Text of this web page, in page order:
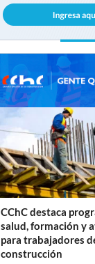
CChC destaca
salud, formación y
para trabajadores
construcción